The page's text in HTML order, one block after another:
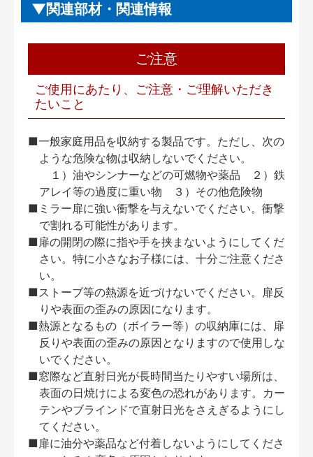
関連部材・関連情報
ご注意
ご使用にあたり、ご注意・ご理解いただき
たいこと
■一般家庭用品を収納する製品です。ただし、次の
ような危険な物は収納しないでください。
１）油やシンナーなどの可燃物や薬品 ２）鉄
アレイ等の過度に重い物 ３）その他危険物
■ミラー扉に強い衝撃を与えないでください。衝撃
で割れる可能性があります。
■扉の開閉の際に指や手を挟まないようにしてくだ
さい。特に小さなお子様には、十分ご注意くださ
い。
■ストーブ等の熱源を近づけないでください。扉反
りや表面の歪みの原因になります。
■熱源となるもの（ボイラー等）の収納庫には、扉
反りや表面の歪みの原因となりますので使用しな
いでください。
■窓際など直射日光が長時間当たりやすい場所は、
表面の日焼けによる変色の恐れがあります。カー
テンやブラインドで直射日光をさえぎるようにし
てください。
■扉に油分や薬品など付着しないようにしてくださ